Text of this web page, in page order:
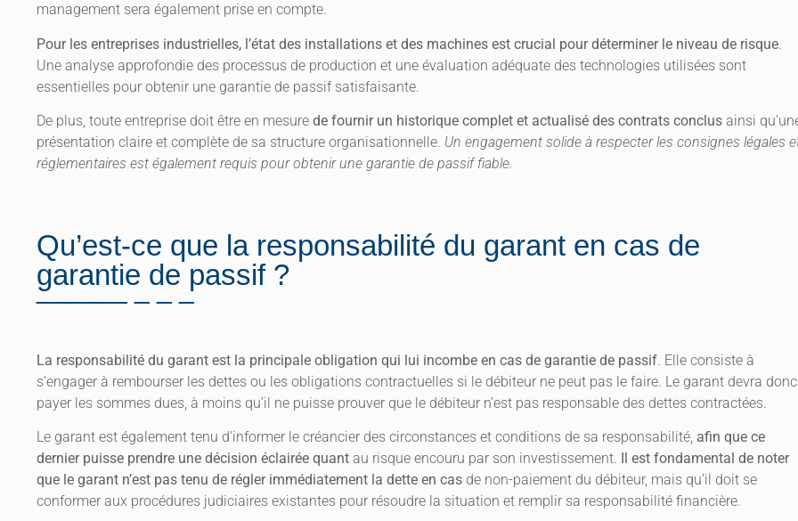
management sera également prise en compte.
Pour les entreprises industrielles, l’état des installations et des machines est crucial pour déterminer le niveau de risque.
Une analyse approfondie des processus de production et une évaluation adéquate des technologies utilisées sont
essentielles pour obtenir une garantie de passif satisfaisante.
De plus, toute entreprise doit être en mesure de fournir un historique complet et actualisé des contrats conclus ainsi
présentation claire et complète de sa structure organisationnelle. Un engagement solide à respecter les consignes légales
réglementaires est également requis pour obtenir une garantie de passif fiable.
Qu’est-ce que la responsabilité du garant en cas de
garantie de passif ?
La responsabilité du garant est la principale obligation qui lui incombe en cas de garantie de passif. Elle consiste à
s’engager à rembourser les dettes ou les obligations contractuelles si le débiteur ne peut pas le faire. Le garant devra donc
payer les sommes dues, à moins qu’il ne puisse prouver que le débiteur n’est pas responsable des dettes contractées.
Le garant est également tenu d’informer le créancier des circonstances et conditions de sa responsabilité, afin que ce
dernier puisse prendre une décision éclairée quant au risque encouru par son investissement.
Il est fondamental de noter
que le garant n’est pas tenu de régler immédiatement la dette en cas de non-paiement du débiteur, mais qu’il doit se
conformer aux procédures judiciaires existantes pour résoudre la situation et remplir sa responsabilité financière.